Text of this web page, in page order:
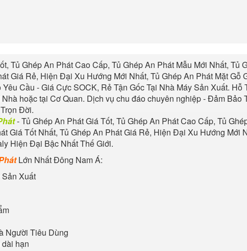
Tủ GhépAn Phát Cao Cấp, Tủ Ghép An Phát Mẫu Mới Nhất, Tủ
Giá Rẻ, Hiện Đại Xu Hướng Mới Nhất, Tủ Ghép An Phát Mặt Gỗ
Yêu Cầu - Giá Cực SOCK, Rẻ Tận Gốc Tại Nhà Máy Sản Xuất.
hoặc tại Cơ Quan. Dịch vụ chu đáo chuyên nghiệp - Đảm
Đời.
-Tủ Ghép An PhátGiá Tốt, Tủ Ghép An PhátCao Cấp, Tủ
Giá Tốt Nhất, Tủ Ghép An PhátGiá Rẻ, Hiện Đại Xu Hướng Mới
Hiện Đại Bậc Nhất Thế Giới.
Lớn Nhất Đông Nam Á:
Xuất
Người Tiêu Dùng
hạn